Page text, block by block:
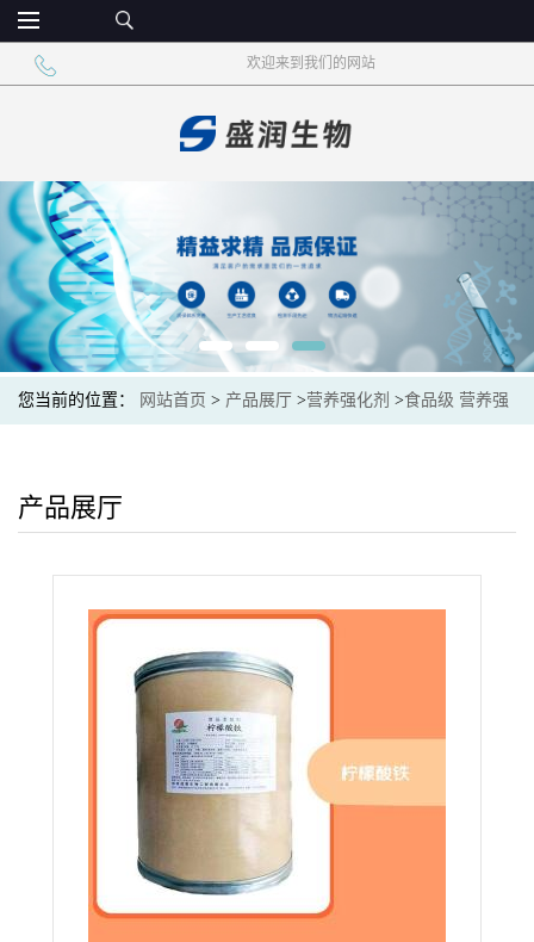
欢迎来到我们的网站
您当前的位置： 网站首页 > 产品展厅 >营养强化剂 >食品级 营养强
产品展厅